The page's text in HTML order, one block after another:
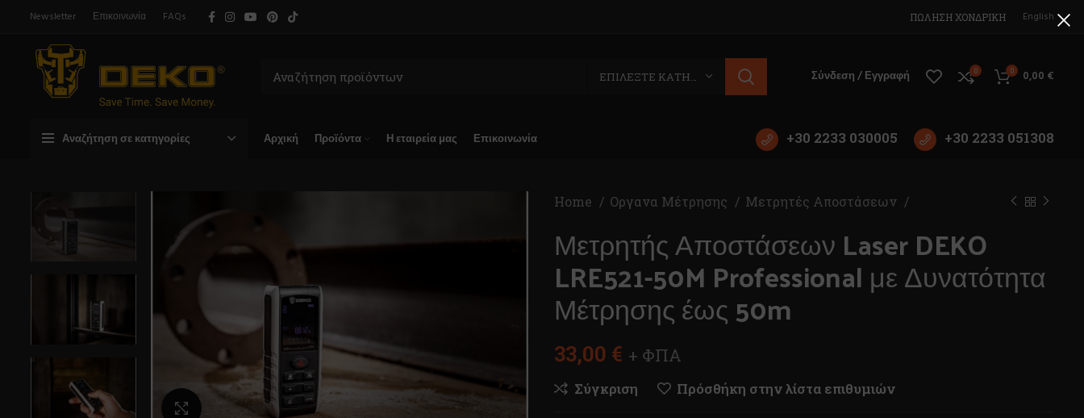
Newsletter Επικοινωνία FAQs ΠΩΛΗΣΗ ΧΟΝΔΡΙΚΗ English
Σύνδεση / Εγγραφή 0 0 0,00 €
Αναζήτηση σε κατηγορίες Αρχική Προϊόντα Η εταιρεία μας Επικοινωνία +30 2233 030005 +30 2233 051308
Κλικ για μεγέθυνση
Home Οργανα Μέτρησης Μετρητές Αποστάσεων
Μετρητής Αποστάσεων Laser DEKO
LRE521-50M Professional με Δυνατότητα
Μέτρησης έως 50m
33,00 € + ΦΠΑ
Σύγκριση Πρόσθήκη στην λίστα επιθυμιών